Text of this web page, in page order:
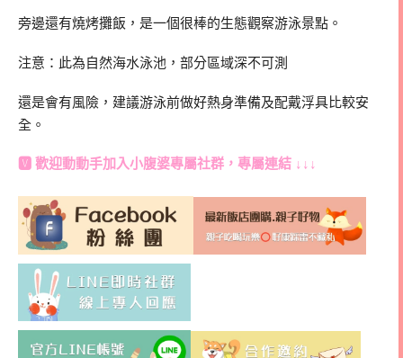
旁邊還有燒烤攤飯，是一個很棒的生態觀察游泳景點。
注意：此為自然海水泳池，部分區域深不可測
還是會有風險，建議游泳前做好熱身準備及配戴浮具比較安
全。
🆅 歡迎動動手加入小腹婆專屬社群 ，專屬連結 ↓↓↓